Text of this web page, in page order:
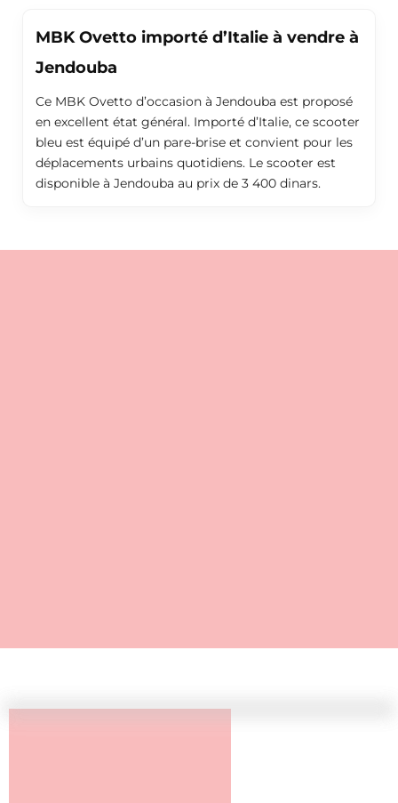
MBK Ovetto importé d’Italie à vendre à
Jendouba
Ce MBK Ovetto d’occasion à Jendouba est proposé
en excellent état général. Importé d’Italie, ce scooter
bleu est équipé d’un pare-brise et convient pour les
déplacements urbains quotidiens. Le scooter est
disponible à Jendouba au prix de 3 400 dinars.